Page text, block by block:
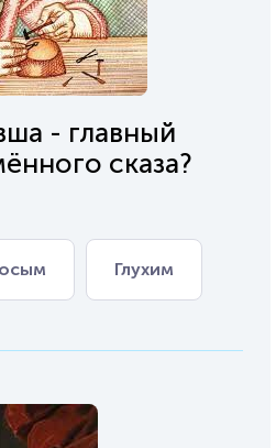
- главный
сказа?
Глухим